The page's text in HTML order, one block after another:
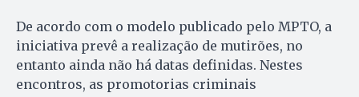
De acordo com o modelo publicado pelo MPTO, a
iniciativa prevê a realização de mutirões, no
entanto ainda não há datas definidas. Nestes
encontros, as promotorias criminais